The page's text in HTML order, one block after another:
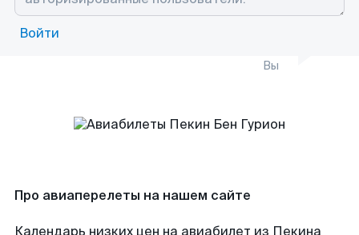
Войти
Вы
Про авиаперелеты на нашем сайте
Календарь низких цен на авиабилет из Пекина